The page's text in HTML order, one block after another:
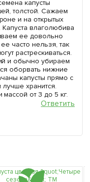
капусты
толстой. Сажаем
и на открытых
Капуста влаголюбива
ее довольно
часто нельзя, так
растрескиваться.
и обычно убираем
оборвать нижние
капусты прямо с
хранится.
от 3 до 5 кг.
Ответить